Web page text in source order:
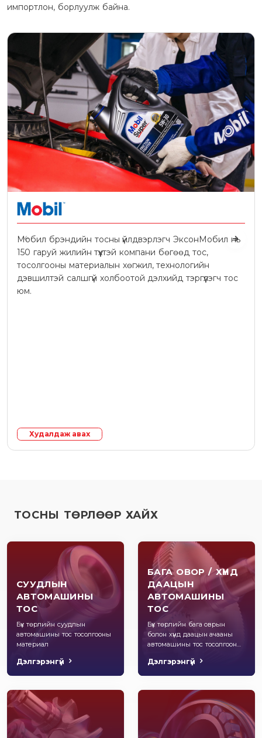
импортлон, борлуулж байна.
Мобил брэндийн тосны үйлдвэрлэгч ЭксонМобил нь
150 гаруй жилийн түүхтэй компани бөгөөд тос,
тосолгооны материалын хөгжил, технологийн
дэвшилтэй салшгүй холбоотой дэлхийд тэргүүлэгч тос
юм.
Худалдаж авах
ТОСНЫ ТӨРЛӨӨР ХАЙХ
СУУДЛЫН
АВТОМАШИНЫ
ТОС
Бүх төрлийн суудлын
автомашины тос тосолгооны
материал
Дэлгэрэнгүй
БАГА ОВОР / ХҮНД
ДААЦЫН
АВТОМАШИНЫ
ТОС
Бүх төрлийн бага оврын
болон хүнд даацын ачааны
автомашины тос тосолгооны
Дэлгэрэнгүй